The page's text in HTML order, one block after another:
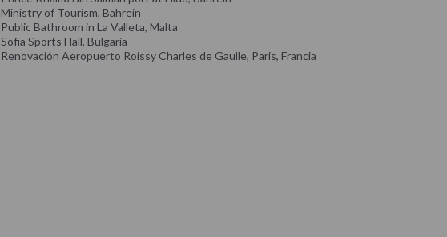
Ministry of Tourism, Bahrein
Public Bathroom in La Valleta, Malta
Sofia Sports Hall, Bulgaria
Renovación Aeropuerto Roissy Charles de Gaulle, Paris, Francia